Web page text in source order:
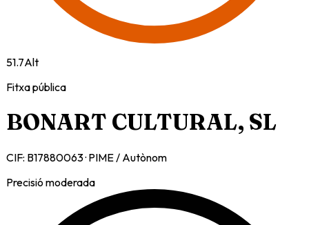
51.7Alt
Fitxa pública
BONART CULTURAL, SL
CIF: B17880063· PIME / Autònom
Precisió moderada